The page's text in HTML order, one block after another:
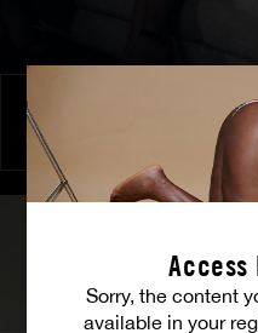
Sorry, the content
available in your
Brennende Freundschaft
MILENA RAY
MATTY MILA PEREZ